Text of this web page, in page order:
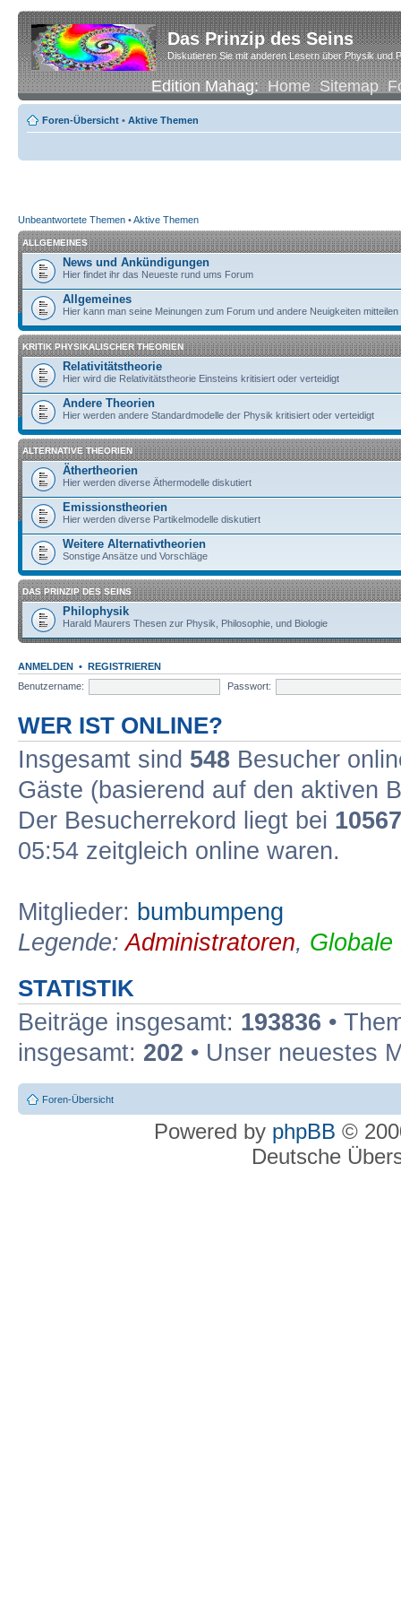
Das Prinzip des Seins
Diskutieren Sie mit anderen Lesern über Physik und
Edition Mahag:Home Sitemap
Foren-Übersicht • Aktive Themen
Unbeantwortete Themen •Aktive Themen
ALLGEMEINES
News und Ankündigungen
Hier findet ihr das Neueste rund ums Forum
Allgemeines
Hier kann man seine Meinungen zum Forum und andere Neuigkeiten mitteilen
KRITIK PHYSIKALISCHER THEORIEN
Relativitätstheorie
Hier wird die Relativitätstheorie Einsteins kritisiert oder verteidigt
Andere Theorien
Hier werden andere Standardmodelle der Physik kritisiert oder verteidigt
ALTERNATIVE THEORIEN
Äthertheorien
Hier werden diverse Äthermodelle diskutiert
Emissionstheorien
Hier werden diverse Partikelmodelle diskutiert
Weitere Alternativtheorien
Sonstige Ansätze und Vorschläge
DAS PRINZIP DES SEINS
Philophysik
Harald Maurers Thesen zur Physik, Philosophie, und Biologie
ANMELDEN • REGISTRIEREN
Benutzername:
Passwort:
WER IST ONLINE?
Insgesamt sind 548 Besucher
Gäste (basierend auf den aktiven
Der Besucherrekord liegt bei 10567
05:54 zeitgleich online waren.
Mitglieder: bumbumpeng
Legende:Administratoren, Globale
STATISTIK
Beiträge insgesamt: 193836 •
insgesamt: 202 • Unser neuestes
Foren-Übersicht
Powered by phpBB ©
Deutsche